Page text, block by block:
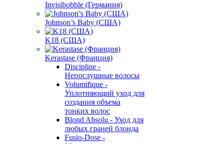
Invisibobble (Германия)
Johnson’s Baby (США)
K18 (США)
Kerastase (Франция)
Discipline -
Непослушные волосы
Volumifique -
Уплотняющий уход для
создания объема
тонких волос
Blond Absolu - Уход для
любых граней блонда
Fusio-Dose -